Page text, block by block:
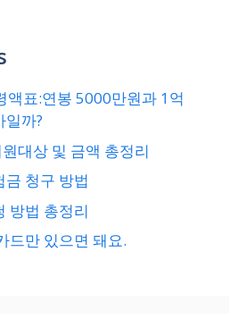
액표:연봉 5000만원과 1억
일까?
대상 및 금액 총정리
청구 방법
방법 총정리
드만 있으면 돼요.